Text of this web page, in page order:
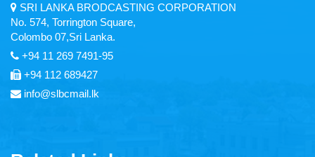
SRI LANKA BRODCASTING CORPORATION
No. 574, Torrington Square,
Colombo 07,Sri Lanka.
+94 11 269 7491-95
+94 112 689427
info@slbcmail.lk